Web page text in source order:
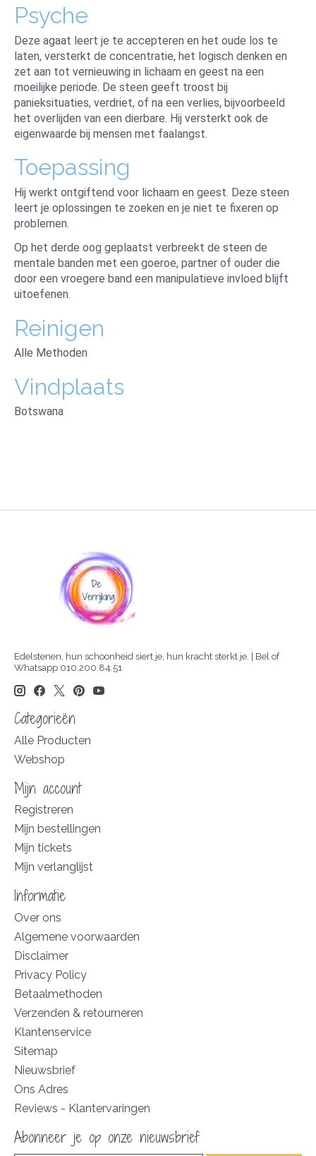
Psyche
Deze agaat leert je te accepteren en het oude los te
laten, versterkt de concentratie, het logisch denken en
zet aan tot vernieuwing in lichaam en geest na een
moeilijke periode. De steen geeft troost bij
panieksituaties, verdriet, of na een verlies, bijvoorbeeld
het overlijden van een dierbare. Hij versterkt ook de
eigenwaarde bij mensen met faalangst.
Toepassing
Hij werkt ontgiftend voor lichaam en geest. Deze steen
leert je oplossingen te zoeken en je niet te fixeren op
problemen.
Op het derde oog geplaatst verbreekt de steen de
mentale banden met een goeroe, partner of ouder die
door een vroegere band een manipulatieve invloed blijft
uitoefenen.
Reinigen
Alle Methoden
Vindplaats
Botswana
Edelstenen, hun schoonheid siert je, hun kracht sterkt je. | Bel of
Whatsapp 010.200.84.51
Categorieën
Alle Producten
Webshop
Mijn account
Registreren
Mijn bestellingen
Mijn tickets
Mijn verlanglijst
Informatie
Over ons
Algemene voorwaarden
Disclaimer
Privacy Policy
Betaalmethoden
Verzenden & retourneren
Klantenservice
Sitemap
Nieuwsbrief
Ons Adres
Reviews - Klantervaringen
Abonneer je op onze nieuwsbrief